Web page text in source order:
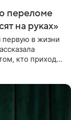
переломе
на руках»
первую в жизни
кто приходит